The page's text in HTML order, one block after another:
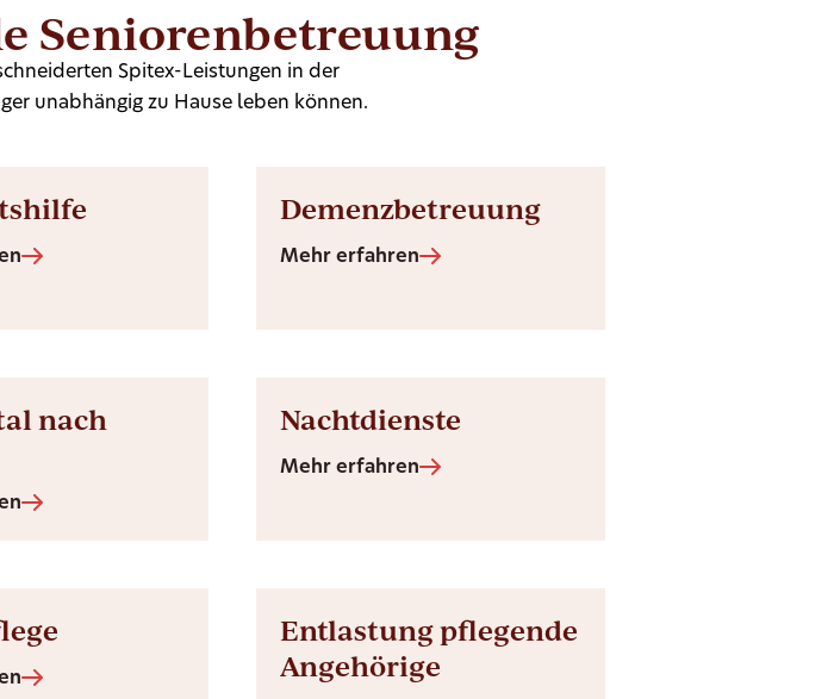
Seniorenbetreuung
Spitex-Leistungen in der
unabhängig zu Hause leben können.
Demenzbetreuung
Mehr erfahren
nach
Nachtdienste
Mehr erfahren
Entlastung pflegende
Angehörige